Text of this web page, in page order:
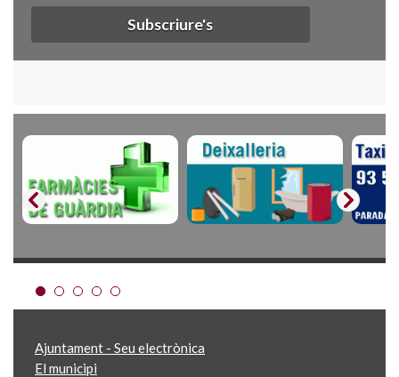
Subscriure's
Ajuntament - Seu electrònica
El municipi